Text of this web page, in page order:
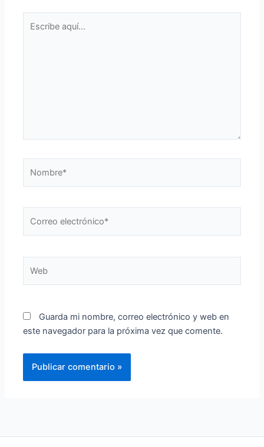
aquí...
electrónico*
Guarda mi nombre, correo electrónico y web en
este navegador para la próxima vez que comente.